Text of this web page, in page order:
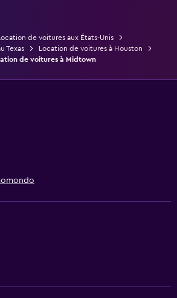
de voitures aux États-Unis
Texas
Location de voitures à Houston
de voitures à Midtown